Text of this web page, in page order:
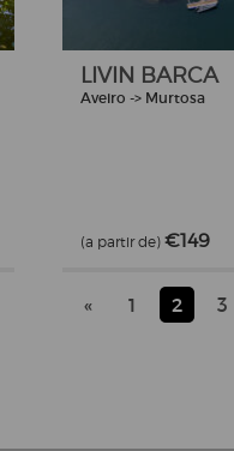
LIVIN BARCA
Aveiro -> Murtosa
(a partir de) €149
« 1 2 3